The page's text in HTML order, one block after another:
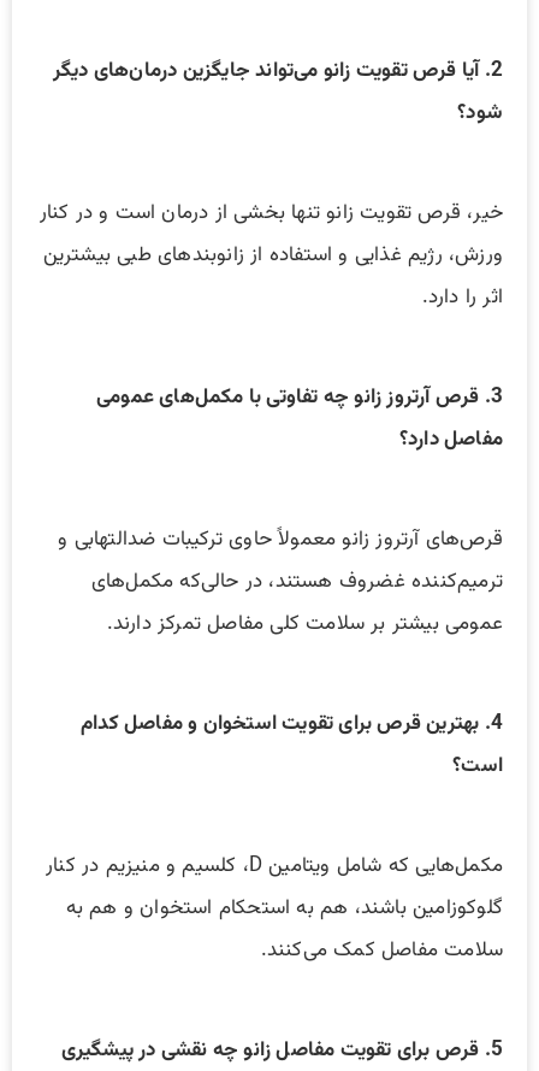
2. آیا قرص تقویت زانو می‌تواند جایگزین درمان‌های دیگر
شود؟
خیر، قرص تقویت زانو تنها بخشی از درمان است و در کنار
ورزش، رژیم غذایی و استفاده از زانوبندهای طبی بیشترین
اثر را دارد.
3. قرص آرتروز زانو چه تفاوتی با مکمل‌های عمومی
مفاصل دارد؟
قرص‌های آرتروز زانو معمولاً حاوی ترکیبات ضدالتهابی و
ترمیم‌کننده غضروف هستند، در حالی‌که مکمل‌های
عمومی بیشتر بر سلامت کلی مفاصل تمرکز دارند.
4. بهترین قرص برای تقویت استخوان و مفاصل کدام
است؟
مکمل‌هایی که شامل ویتامین D، کلسیم و منیزیم در کنار
گلوکوزامین باشند، هم به استحکام استخوان و هم به
سلامت مفاصل کمک می‌کنند.
5. قرص برای تقویت مفاصل زانو چه نقشی در پیشگیری